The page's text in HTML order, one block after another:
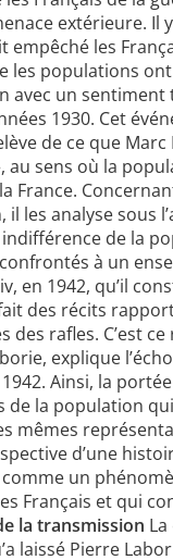
extérieure. Il
les
les populations
avec un
1930. Cet
de ce que Marc
sens où la
France.
les analyse sous
de la
à un
en 1942, qu’il
des récits
rafles. C’est
explique
Ainsi, la
la population
mêmes
d’une
un
Français et qui
la transmission
laissé Pierre